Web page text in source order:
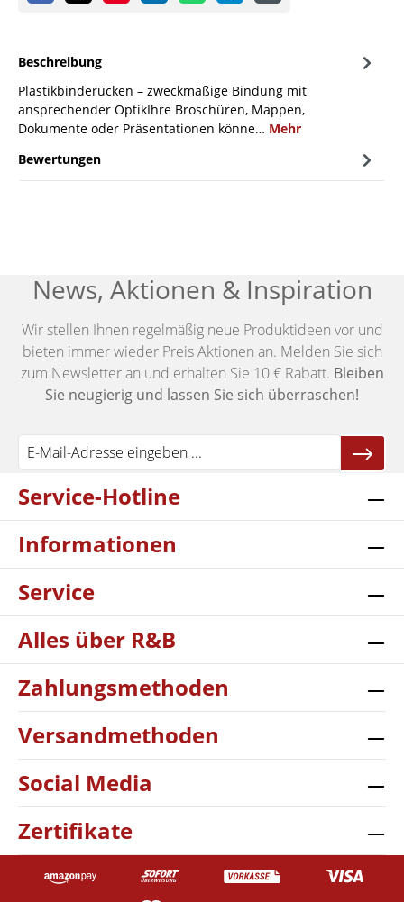
Beschreibung
Plastikbinderücken – zweckmäßige Bindung mit
ansprechender OptikIhre Broschüren, Mappen,
Dokumente oder Präsentationen könne… Mehr
Bewertungen
News, Aktionen & Inspiration
Wir stellen Ihnen regelmäßig neue Produktideen vor und
bieten immer wieder Preis Aktionen an. Melden Sie sich
zum Newsletter an und erhalten Sie 10 € Rabatt. Bleiben
Sie neugierig und lassen Sie sich überraschen!
Service-Hotline
Informationen
Service
Alles über R&B
Zahlungsmethoden
Versandmethoden
Social Media
Zertifikate